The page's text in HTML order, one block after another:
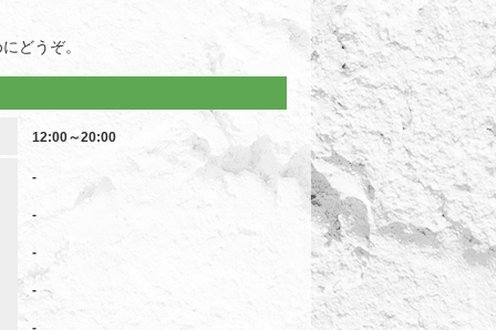
どうぞ。
12:00～20:00
-
-
-
-